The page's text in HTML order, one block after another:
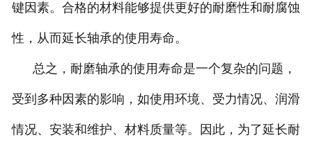
键因素。合格的材料能够提供更好的耐磨性和耐腐蚀
性，从而延长轴承的使用寿命。
总之，耐磨轴承的使用寿命是一个复杂的问题，
受到多种因素的影响，如使用环境、受力情况、润滑
情况、安装和维护、材料质量等。因此，为了延长耐